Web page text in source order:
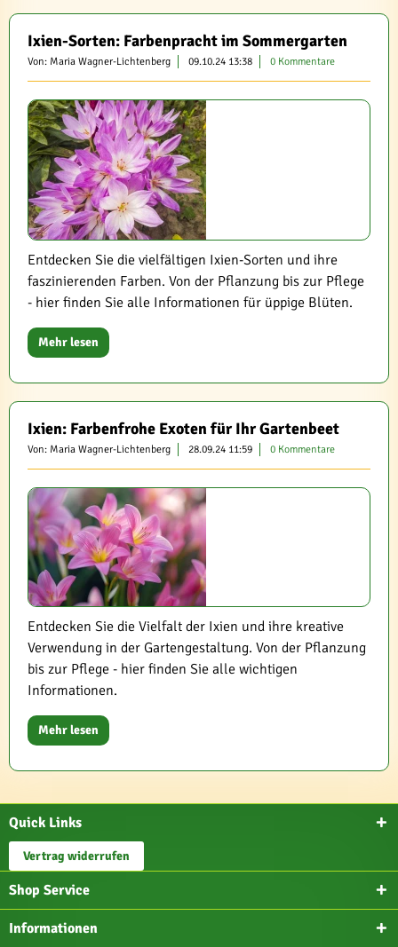
Ixien-Sorten: Farbenpracht im Sommergarten
Von: Maria Wagner-Lichtenberg 09.10.24 13:38 0 Kommentare
Entdecken Sie die vielfältigen Ixien-Sorten und ihre
faszinierenden Farben. Von der Pflanzung bis zur Pflege
- hier finden Sie alle Informationen für üppige Blüten.
Mehr lesen
Ixien: Farbenfrohe Exoten für Ihr Gartenbeet
Von: Maria Wagner-Lichtenberg 28.09.24 11:59 0 Kommentare
Entdecken Sie die Vielfalt der Ixien und ihre kreative
Verwendung in der Gartengestaltung. Von der Pflanzung
bis zur Pflege - hier finden Sie alle wichtigen
Informationen.
Mehr lesen
Quick Links
Vertrag widerrufen
Shop Service
Informationen